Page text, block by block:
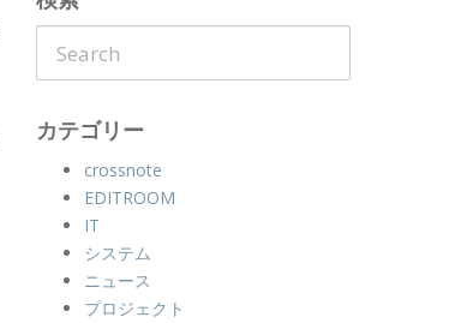
カテゴリー
crossnote
EDITROOM
IT
システム
ニュース
プロジェクト